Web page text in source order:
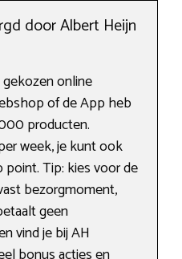
door Albert Heijn
online
of de App heb
producten.
week, je kunt ook
Tip: kies voor de
bezorgmoment,
geen
vind je bij AH